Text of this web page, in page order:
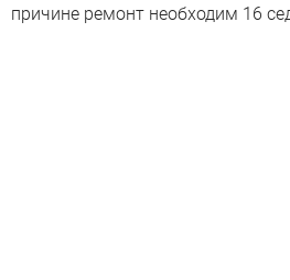
причине ремонт необходим 16